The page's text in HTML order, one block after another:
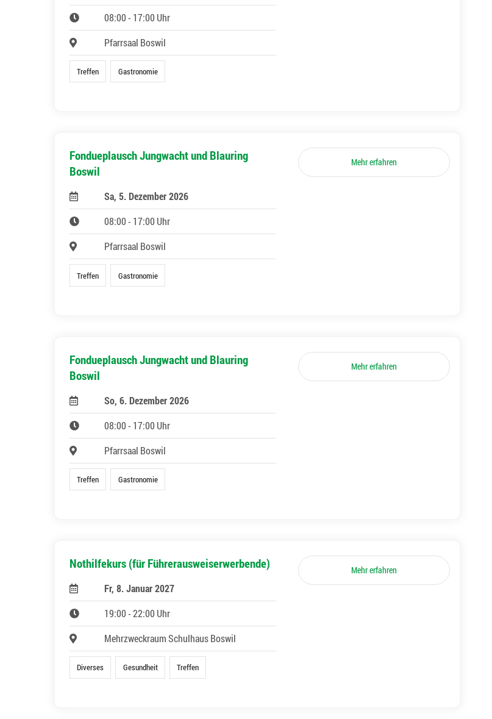
08:00 - 17:00 Uhr
Pfarrsaal Boswil
Treffen Gastronomie
Fondueplausch Jungwacht und Blauring
Boswil
Sa, 5. Dezember 2026
08:00 - 17:00 Uhr
Pfarrsaal Boswil
Treffen Gastronomie
Mehr erfahren
Fondueplausch Jungwacht und Blauring
Boswil
So, 6. Dezember 2026
08:00 - 17:00 Uhr
Pfarrsaal Boswil
Treffen Gastronomie
Mehr erfahren
Nothilfekurs (für Führerausweiserwerbende)
Fr, 8. Januar 2027
19:00 - 22:00 Uhr
Mehrzweckraum Schulhaus Boswil
Diverses Gesundheit Treffen
Mehr erfahren